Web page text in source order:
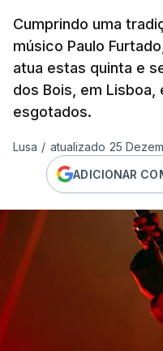
Cumprindo uma
músico Paulo
atua estas quinta e
dos Bois, em
esgotados.
Lusa / atualizado 25
ADICIONAR